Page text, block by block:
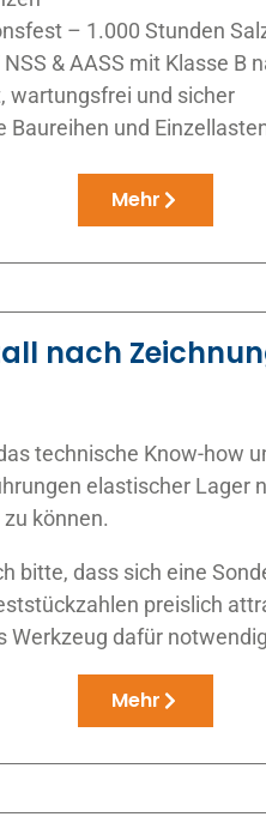
– 1.000 Stunden
& AASS mit Klasse B
wartungsfrei und sicher
Baureihen und
Mehr
nach
technische Know-how
elastischer Lager
können.
bitte, dass sich eine
preislich
Werkzeug dafür
Mehr